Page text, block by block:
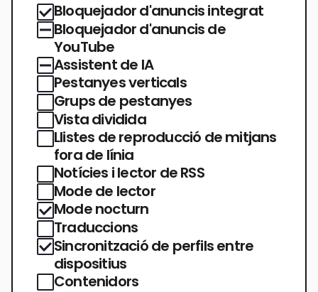
Bloquejador d'anuncis integrat
Bloquejador d'anuncis de
YouTube
Assistent de IA
Pestanyes verticals
Grups de pestanyes
Vista dividida
Llistes de reproducció de mitjans
fora de línia
Notícies i lector de RSS
Mode de lector
Mode nocturn
Traduccions
Sincronització de perfils entre
dispositius
Contenidors